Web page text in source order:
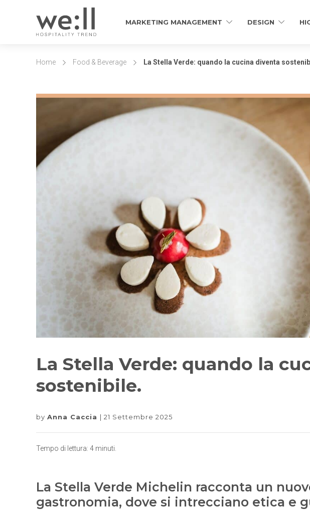
MARKETING MANAGEMENT DESIGN
Home Food & Beverage La Stella Verde: quando la cucina diventa
La Stella Verde: quando la
sostenibile.
by Anna Caccia 21 Settembre 2025
Tempo di lettura: 4 minuti.
La Stella Verde Michelin racconta un
gastronomia, dove si intrecciano etica e